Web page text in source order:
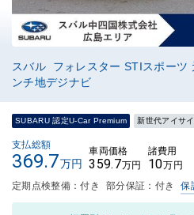
スバル フォレスター STIスポーツ
ンチ地デジナビ
SUBARU 認定U-Car Premium 新世代アイサ
支払総額
369.7万円
車両価格
359.7万円
諸費用
10万円
定期点検整備：付き 部分保証：付き 保